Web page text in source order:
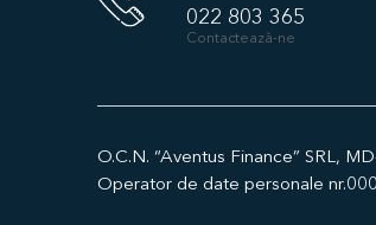
022 803 365
Contactează-ne
O.C.N. “Aventus Finance” SRL,
Operator de date personale